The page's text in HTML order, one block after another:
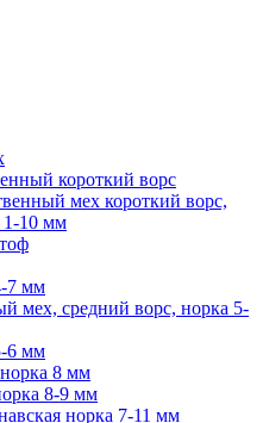
короткий ворс
мех короткий ворс,
1-10 мм
7 мм
мех, средний ворс, норка 5-
6 мм
8 мм
8-9 мм
норка 7-11 мм